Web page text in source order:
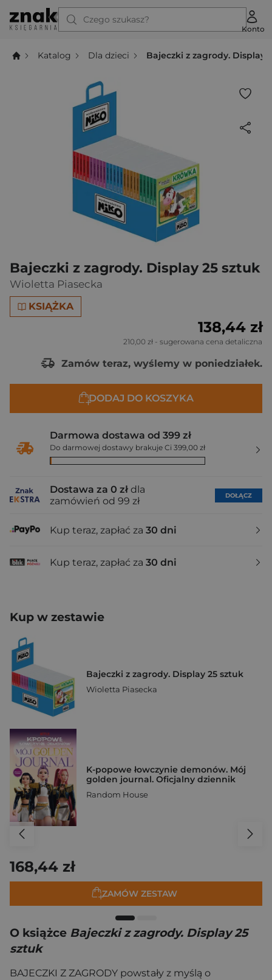
Czego szukasz?
Konto
Katalog Dla dzieci Bajeczki z zagrody. Display
Bajeczki z zagrody. Display 25 sztuk
Wioletta Piasecka
KSIĄŻKA
138,44 zł
210,00 zł - sugerowana cena detaliczna
Zamów teraz, wyślemy w poniedziałek.
DODAJ DO KOSZYKA
Darmowa dostawa od 399 zł
Do darmowej dostawy brakuje Ci 399,00 zł
Dostawa za 0 zł dla
zamówień od 99 zł
DOŁĄCZ
Kup teraz, zapłać za 30 dni
Kup teraz, zapłać za 30 dni
Kup w zestawie
Bajeczki z zagrody. Display 25 sztuk
Wioletta Piasecka
K-popowe łowczynie demonów. Mój
golden journal. Oficjalny dziennik
Random House
168,44 zł
ZAMÓW ZESTAW
O książce Bajeczki z zagrody. Display 25
sztuk
BAJECZKI Z ZAGRODY powstały z myślą o